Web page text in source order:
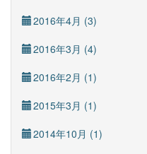
2016年4月 (3)
2016年3月 (4)
2016年2月 (1)
2015年3月 (1)
2014年10月 (1)